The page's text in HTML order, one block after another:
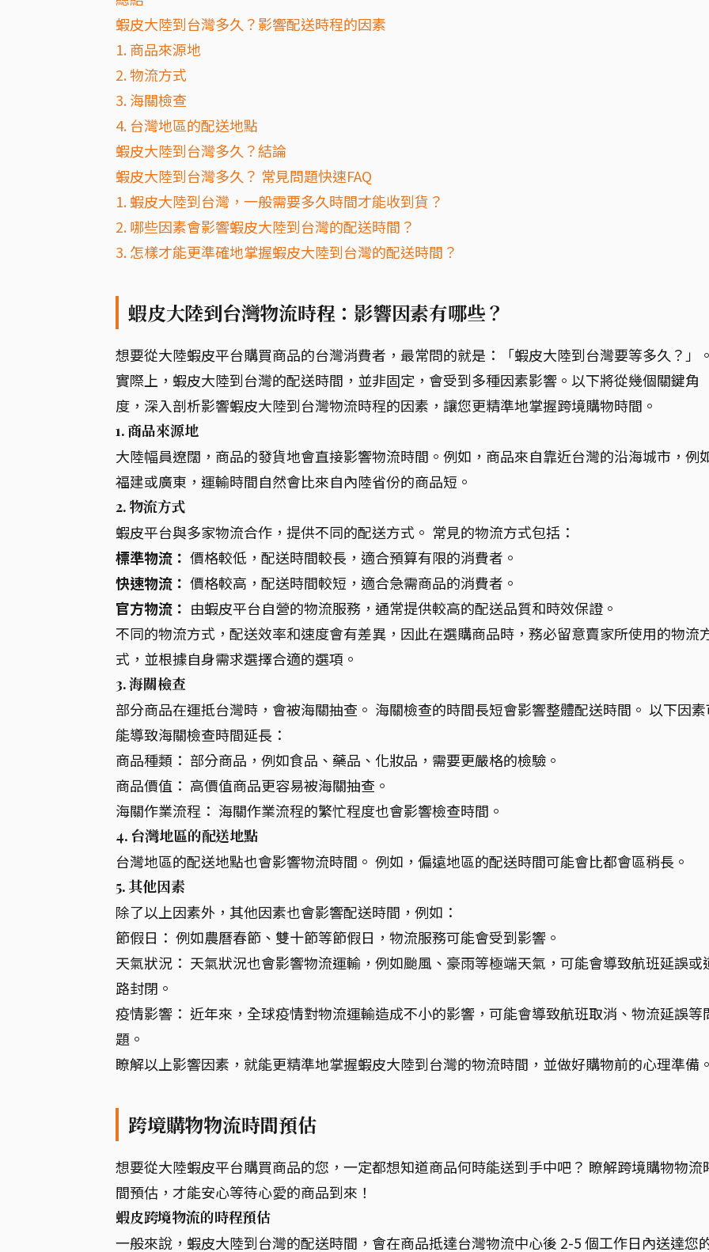
蝦皮大陸到台灣多久？影響配送時程的因素
1. 商品來源地
2. 物流方式
3. 海關檢查
4. 台灣地區的配送地點
蝦皮大陸到台灣多久？結論
蝦皮大陸到台灣多久？ 常見問題快速FAQ
1. 蝦皮大陸到台灣，一般需要多久時間才能收到貨？
2. 哪些因素會影響蝦皮大陸到台灣的配送時間？
3. 怎樣才能更準確地掌握蝦皮大陸到台灣的配送時間？
蝦皮大陸到台灣物流時程：影響因素有哪些？
想要從大陸蝦皮平台購買商品的台灣消費者，最常問的就是：「蝦皮大陸到台灣要等多久？」
實際上，蝦皮大陸到台灣的配送時間，並非固定，會受到多種因素影響。以下將從幾個關鍵角
度，深入剖析影響蝦皮大陸到台灣物流時程的因素，讓您更精準地掌握跨境購物時間。
1. 商品來源地
大陸幅員遼闊，商品的發貨地會直接影響物流時間。例如，商品來自靠近台灣的沿海城市，例
福建或廣東，運輸時間自然會比來自內陸省份的商品短。
2. 物流方式
蝦皮平台與多家物流合作，提供不同的配送方式。 常見的物流方式包括：
標準物流： 價格較低，配送時間較長，適合預算有限的消費者。
快速物流： 價格較高，配送時間較短，適合急需商品的消費者。
官方物流： 由蝦皮平台自營的物流服務，通常提供較高的配送品質和時效保證。
不同的物流方式，配送效率和速度會有差異，因此在選購商品時，務必留意賣家所使用的物流
式，並根據自身需求選擇合適的選項。
3. 海關檢查
部分商品在運抵台灣時，會被海關抽查。 海關檢查的時間長短會影響整體配送時間。 以下因
能導致海關檢查時間延長：
商品種類： 部分商品，例如食品、藥品、化妝品，需要更嚴格的檢驗。
商品價值： 高價值商品更容易被海關抽查。
海關作業流程： 海關作業流程的繁忙程度也會影響檢查時間。
4. 台灣地區的配送地點
台灣地區的配送地點也會影響物流時間。 例如，偏遠地區的配送時間可能會比都會區稍長。
5. 其他因素
除了以上因素外，其他因素也會影響配送時間，例如：
節假日： 例如農曆春節、雙十節等節假日，物流服務可能會受到影響。
天氣狀況： 天氣狀況也會影響物流運輸，例如颱風、豪雨等極端天氣，可能會導致航班延誤或
路封閉。
疫情影響： 近年來，全球疫情對物流運輸造成不小的影響，可能會導致航班取消、物流延誤等
題。
瞭解以上影響因素，就能更精準地掌握蝦皮大陸到台灣的物流時間，並做好購物前的心理準備
跨境購物物流時間預估
想要從大陸蝦皮平台購買商品的您，一定都想知道商品何時能送到手中吧？ 瞭解跨境購物物流
間預估，才能安心等待心愛的商品到來！
蝦皮跨境物流的時程預估
一般來說，蝦皮大陸到台灣的配送時間，會在商品抵達台灣物流中心後 2-5 個工作日內送達您